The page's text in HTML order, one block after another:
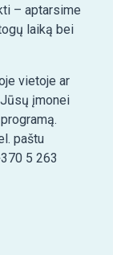
– aptarsime
laiką bei
vietoje ar
įmonei
paštu
5 263